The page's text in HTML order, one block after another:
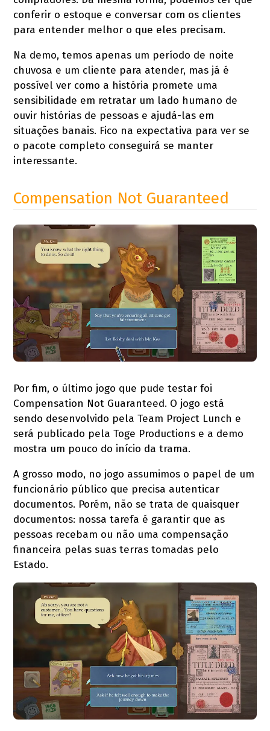
conferir o estoque e conversar com os clientes
para entender melhor o que eles precisam.
Na demo, temos apenas um período de noite
chuvosa e um cliente para atender, mas já é
possível ver como a história promete uma
sensibilidade em retratar um lado humano de
ouvir histórias de pessoas e ajudá-las em
situações banais. Fico na expectativa para ver se
o pacote completo conseguirá se manter
interessante.
Compensation Not Guaranteed
Por fim, o último jogo que pude testar foi
Compensation Not Guaranteed. O jogo está
sendo desenvolvido pela Team Project Lunch e
será publicado pela Toge Productions e a demo
mostra um pouco do início da trama.
A grosso modo, no jogo assumimos o papel de um
funcionário público que precisa autenticar
documentos. Porém, não se trata de quaisquer
documentos: nossa tarefa é garantir que as
pessoas recebam ou não uma compensação
financeira pelas suas terras tomadas pelo
Estado.